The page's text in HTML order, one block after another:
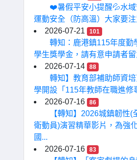
❤️暑假平安小提醒💦水
運動安全（防高溫）大家要注
2026-07-21
101
轉知：鹿港鎮115年度勤
學生獎學金，請有意申請者留
2026-07-14
88
轉知】教育部補助師資
學開設「115年教師在職進修
2026-07-16
86
【轉知】2026城鎮韌性(
衛動員)演習精華影片，為強
國...
2026-07-16
83